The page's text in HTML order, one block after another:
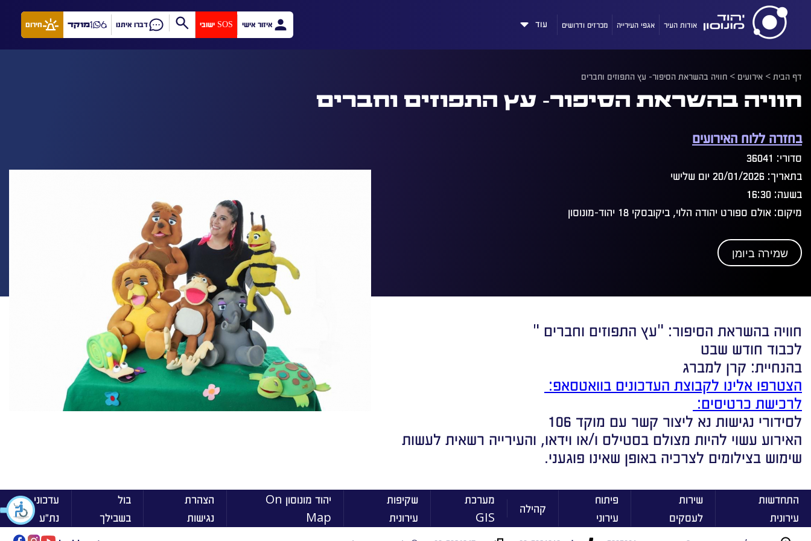
אודות העיר אגפי העירייה מכרזים ודרושים עוד איזור אישי SOS ישובי דברו איתנו מוקד חירום
דף הבית> אירועים > חוויה בהשראת הסיפור- עץ התפוזים וחברים
חוויה בהשראת הסיפור- עץ התפוזים וחברים
בחזרה ללוח האירועים
סדורי: 36041
בתאריך: 20/01/2026 יום שלישי
בשעה: 16:30
מיקום: אולם ספורט יהודה הלוי, ביקובסקי 18 יהוד-מונוסון
שמירה ביומן
חוויה בהשראת הסיפור: "עץ התפוזים וחברים "
לכבוד חודש שבט
בהנחיית: קרן למברג
הצטרפו אלינו לקבוצת העדכונים בוואטסאפ:
לרכישת כרטיסים:
לסידורי נגישות נא ליצור קשר עם מוקד 106
האירוע עשוי להיות מצולם בסטילס ו/או וידאו, והעירייה רשאית לעשות
שימוש בצילומים לצרכיה באופן שאינו פוגעני.
התחדשות
עירונית
שירות
לעסקים
פיתוח
עירוני
קהילה
מערכת
GIS
שקיפות
עירונית
יהוד מונוסון On
Map
הצהרת
נגישות
בול
בשבילך
עדכוני
נת״ע